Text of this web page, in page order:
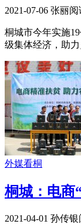
2021-07-06 张丽阅
桐城市今年实施
级集体经济，助力
外媒看桐
桐城：电商
2021-04-01 孙传银